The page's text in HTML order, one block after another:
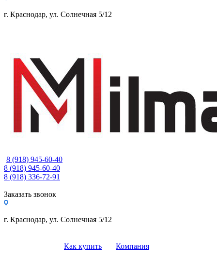
г. Краснодар, ул. Солнечная 5/12
8 (918) 945-60-40
8 (918) 945-60-40
8 (918) 336-72-91
Заказать звонок
г. Краснодар, ул. Солнечная 5/12
Как купить
Компания